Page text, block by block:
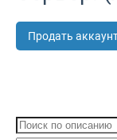
Продать